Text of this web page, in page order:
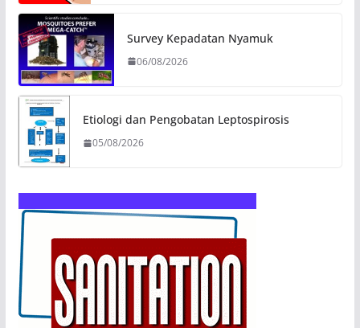
Survey Kepadatan Nyamuk
06/08/2026
Etiologi dan Pengobatan Leptospirosis
05/08/2026